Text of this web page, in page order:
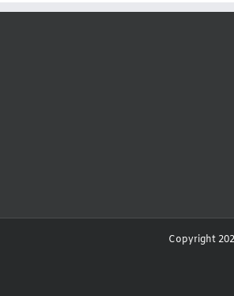
Copyright